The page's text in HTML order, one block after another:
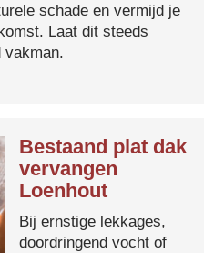
schade en vermijd je
Laat dit steeds
vakman.
Bestaand plat dak
vervangen
Loenhout
Bij ernstige lekkages,
doordringend vocht of